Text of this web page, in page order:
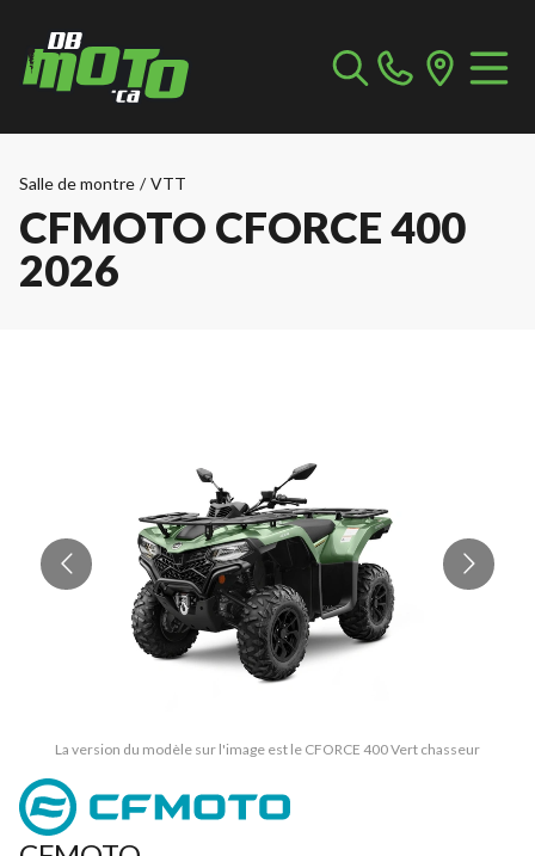
Salle de montre / VTT
CFMOTO CFORCE 400
2026
La version du modèle sur l'image est le CFORCE 400 Vert chasseur